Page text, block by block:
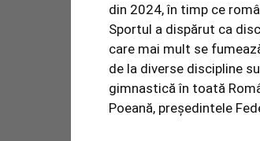
din 2024, în timp ce
Sportul a dispărut ca
care mai mult se
de la diverse discipline
gimnastică în toată
Poeană, președintele